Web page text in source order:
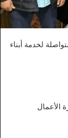
لخدمة أبناء
الأعمال